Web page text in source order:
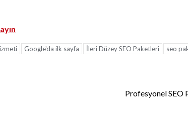
Google'da ilk sayfa İleri Düzey SEO Paketleri seo
Profesyonel SEO